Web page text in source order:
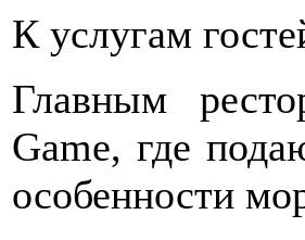
К услугам
Главным
Game, где
особенности